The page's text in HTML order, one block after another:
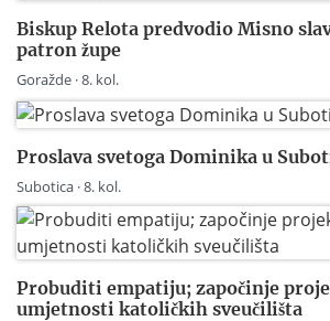
Biskup Relota predvodio Misno
patron župe
Goražde · 8. kol.
Proslava svetoga Dominika u
Subotica · 8. kol.
Probuditi empatiju; započinje
umjetnosti katoličkih sveučilišta